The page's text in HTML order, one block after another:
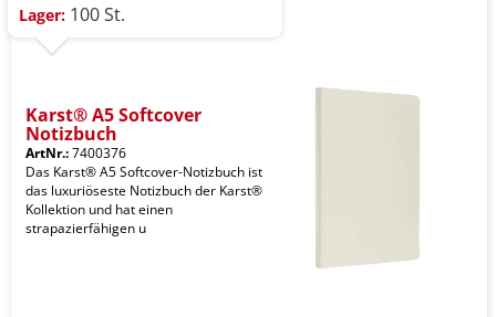
Lager: 100 St.
Karst® A5 Softcover
Notizbuch
ArtNr.:7400376
Das Karst® A5 Softcover-Notizbuch ist
das luxuriöseste Notizbuch der Karst®
Kollektion und hat einen
strapazierfähigen u